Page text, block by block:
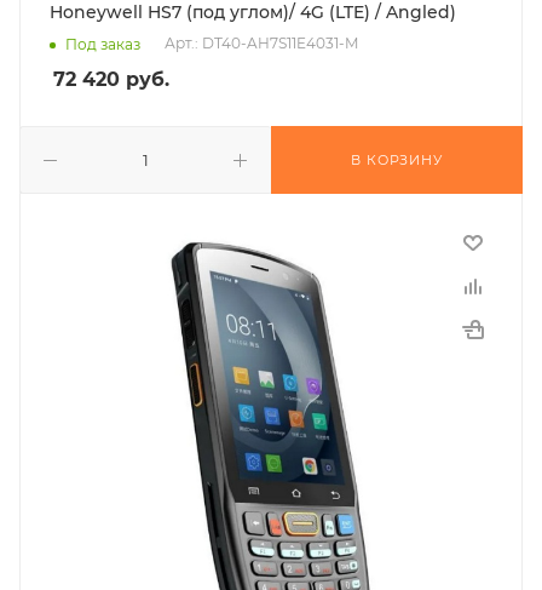
Honeywell HS7 (под углом)/ 4G (LTE) / Angled)
Под заказ Арт.: DT40-AH7S11E4031-M
72 420 руб.
В КОРЗИНУ